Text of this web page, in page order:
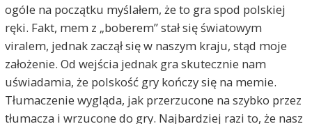
ogóle na początku myślałem, że to gra spod polskiej
ręki. Fakt, mem z „boberem” stał się światowym
viralem, jednak zaczął się w naszym kraju, stąd moje
założenie. Od wejścia jednak gra skutecznie nam
uświadamia, że polskość gry kończy się na memie.
Tłumaczenie wygląda, jak przerzucone na szybko przez
tłumacza i wrzucone do gry. Najbardziej razi to, że nasz